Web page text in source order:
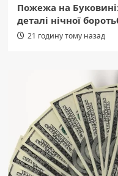
Пожежа на
деталі нічної
21 годину тому назад